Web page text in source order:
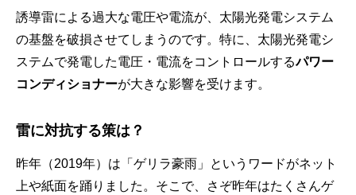
誘導雷による過大な電圧や電流が、太陽光発電システム
の基盤を破損させてしまうのです。特に、太陽光発電シ
ステムで発電した電圧・電流をコントロールするパワー
コンディショナーが大きな影響を受けます。
雷に対抗する策は？
昨年（2019年）は「ゲリラ豪雨」というワードがネット
上や紙面を踊りました。そこで、さぞ昨年はたくさんゲ